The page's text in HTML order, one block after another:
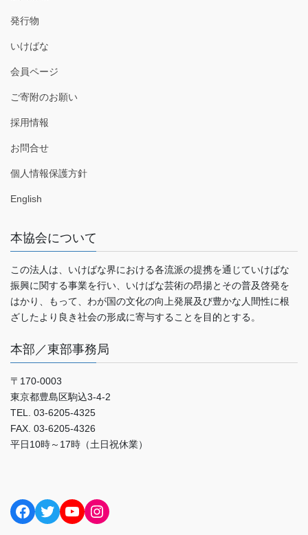
発行物
いけばな
会員ページ
ご寄附のお願い
採用情報
お問合せ
個人情報保護方針
English
本協会について
この法人は、いけばな界における各流派の提携を通じていけばな
振興に関する事業を行い、いけばな芸術の昂揚とその普及啓発を
はかり、もって、わが国の文化の向上発展及び豊かな人間性に根
ざしたより良き社会の形成に寄与することを目的とする。
本部／東部事務局
〒170-0003
東京都豊島区駒込3-4-2
TEL. 03-6205-4325
FAX. 03-6205-4326
平日10時～17時（土日祝休業）
Facebook
TwitterYouTubeInstagram